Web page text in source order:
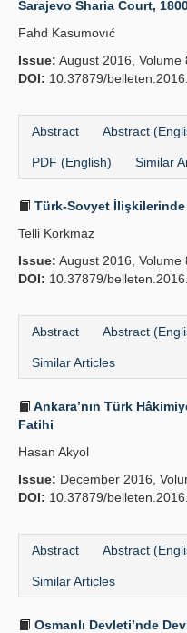
Sarajevo Sharia Court,
Fahd Kasumovıć
Issue: August 2016, Volume
DOI: 10.37879/
Abstract Abstract
PDF (English) Similar
Türk-Sovyet İlişkilerinde
Telli Korkmaz
Issue: August 2016, Volume
DOI: 10.37879/
Abstract Abstract
Similar Articles
Ankara’nın Türk
Fatihi
Hasan Akyol
Issue: December 2016,
DOI: 10.37879/
Abstract Abstract
Similar Articles
Osmanlı Devleti’nde